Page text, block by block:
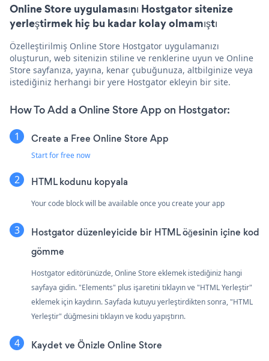
Online Store uygulamasını Hostgator sitenize
yerleştirmek hiç bu kadar kolay olmamıştı
Özelleştirilmiş Online Store Hostgator uygulamanızı
oluşturun, web sitenizin stiline ve renklerine uyun ve Online
Store sayfanıza, yayına, kenar çubuğunuza, altbilginize veya
istediğiniz herhangi bir yere Hostgator ekleyin bir site.
How To Add a Online Store App on Hostgator:
Create a Free Online Store App
Start for free now
HTML kodunu kopyala
Your code block will be available once you create your app
Hostgator düzenleyicide bir HTML öğesinin içine kod
gömme
Hostgator editörünüzde, Online Store eklemek istediğiniz hangi
sayfaya gidin. "Elements" plus işaretini tıklayın ve "HTML Yerleştir"
eklemek için kaydırın. Sayfada kutuyu yerleştirdikten sonra, "HTML
Yerleştir" düğmesini tıklayın ve kodu yapıştırın.
Kaydet ve Önizle Online Store